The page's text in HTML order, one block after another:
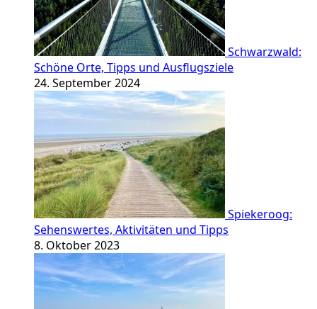
Schwarzwald:
Schöne Orte, Tipps und Ausflugsziele
24. September 2024
Spiekeroog:
Sehenswertes, Aktivitäten und Tipps
8. Oktober 2023